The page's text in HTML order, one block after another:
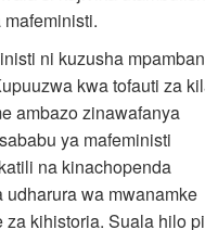
ni kuzusha
kwa tofauti za
ambazo zinawafanya
ya mafeministi
na kinachopenda
wa mwanamke
kihistoria. Suala hilo